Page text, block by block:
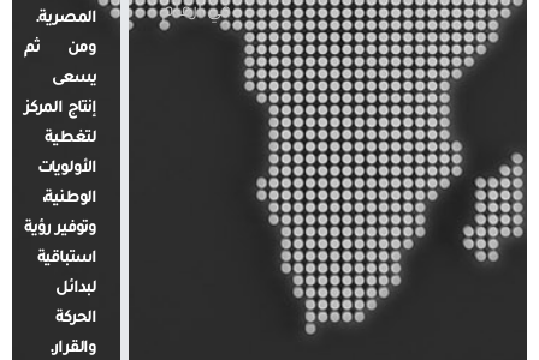
في أرقام
المصرية.
ومن ثم
يسعى
إنتاج المركز
لتغطية
الأولويات
الوطنية،
وتوفير رؤية
استباقية
لبدائل
الحركة
والقرار.